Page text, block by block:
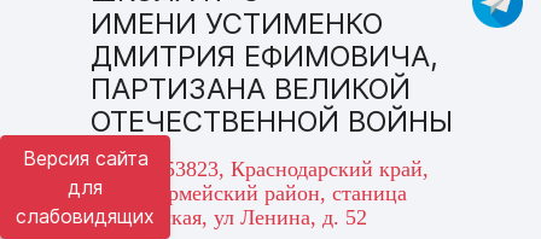
Версия сайта
для
слабовидящих
ИМЕНИ УСТИМЕНКО
ДМИТРИЯ ЕФИМОВИЧА,
ПАРТИЗАНА ВЕЛИКОЙ
ОТЕЧЕСТВЕННОЙ ВОЙНЫ
адрес: 353823, Краснодарский край,
Красноармейский район, станица
Марьянская, ул Ленина, д. 52